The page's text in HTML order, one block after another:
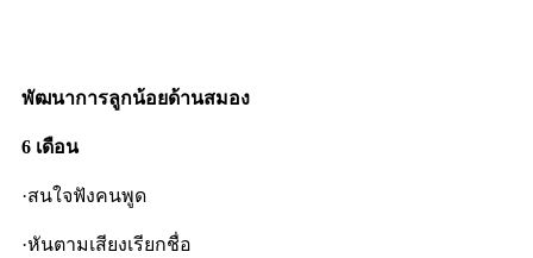
พัฒนาการลูกน้อยด้านสมอง
6 เดือน
·สนใจฟังคนพูด
·หันตามเสียงเรียกชื่อ